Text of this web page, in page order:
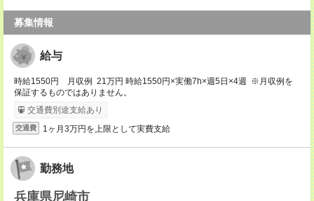
募集情報
給与
時給1550円 月収例 21万円 時給1550円×実働7h×週5日×4週 ※月収例を
保証するものではありません。
交通費別途支給あり
交通費 1ヶ月3万円を上限として実費支給
勤務地
兵庫県尼崎市